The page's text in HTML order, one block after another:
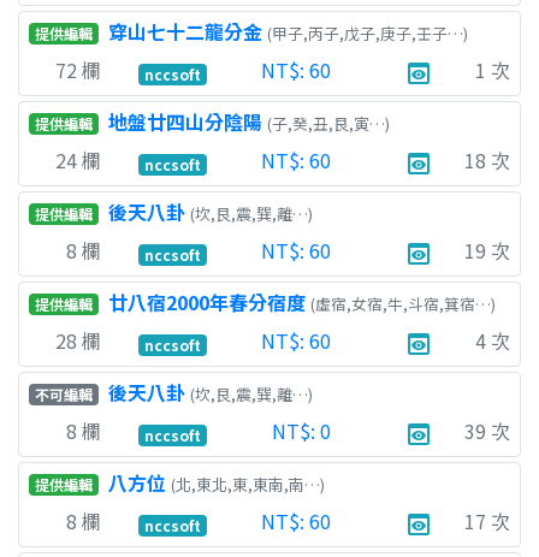
提供編輯 穿山七十二龍分金 (甲子,丙子,戊子,庚子,壬子…)
72 欄 nccsoft NT$: 60 preview 1 次
提供編輯 地盤廿四山分陰陽 (子,癸,丑,艮,寅…)
24欄 nccsoft NT$: 60 preview 18 次
提供編輯 後天八卦 (坎,艮,震,巽,離…)
8 欄 nccsoft NT$: 60 preview 19 次
提供編輯 廿八宿2000年春分宿度 (虛宿,女宿,牛,斗宿,箕宿…)
28 欄 nccsoft NT$: 60 preview 4 次
不可編輯 後天八卦 (坎,艮,震,巽,離…)
8 欄 nccsoft NT$: 0 preview 39 次
提供編輯 八方位 (北,東北,東,東南,南…)
8 欄 nccsoft NT$: 60 preview 17 次